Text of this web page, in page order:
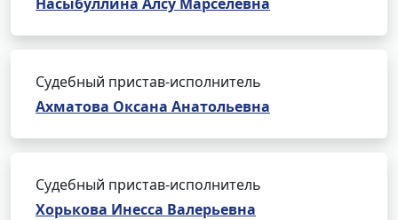
Судебный пристав-исполнитель
Ахматова Оксана Анатольевна
Судебный пристав-исполнитель
Хорькова Инесса Валерьевна